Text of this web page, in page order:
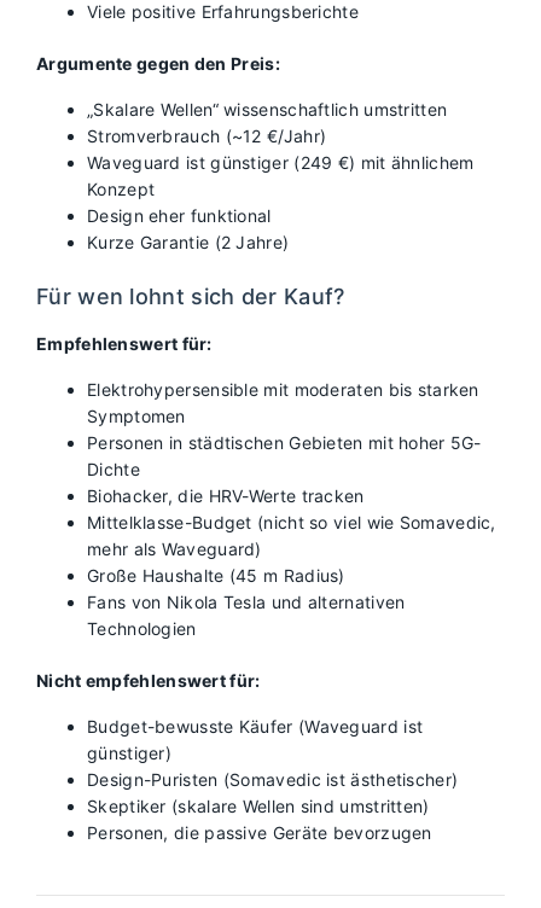
Viele positive Erfahrungsberichte
Argumente gegen den Preis:
„Skalare Wellen“ wissenschaftlich umstritten
Stromverbrauch (~12 €/Jahr)
Waveguard ist günstiger (249 €) mit ähnlichem
Konzept
Design eher funktional
Kurze Garantie (2 Jahre)
Für wen lohnt sich der Kauf?
Empfehlenswert für:
Elektrohypersensible mit moderaten bis starken
Symptomen
Personen in städtischen Gebieten mit hoher 5G-
Dichte
Biohacker, die HRV-Werte tracken
Mittelklasse-Budget (nicht so viel wie Somavedic,
mehr als Waveguard)
Große Haushalte (45 m Radius)
Fans von Nikola Tesla und alternativen
Technologien
Nicht empfehlenswert für:
Budget-bewusste Käufer (Waveguard ist
günstiger)
Design-Puristen (Somavedic ist ästhetischer)
Skeptiker (skalare Wellen sind umstritten)
Personen, die passive Geräte bevorzugen